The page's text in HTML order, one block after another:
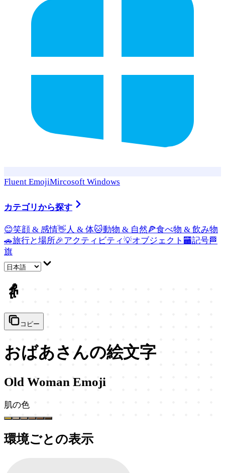
Fluent EmojiMircosoft Windows
カテゴリから探す
😊笑顔 & 感情👋 人 & 体🐱動物 & 自然🍕食べ物 & 飲み物
🚗旅行と場所🎉アクティビティ💡オブジェクト 🏧記号🏁
旗
👵
コピー
おばあさんの絵文字
Old Woman Emoji
肌の色
環境ごとの表示